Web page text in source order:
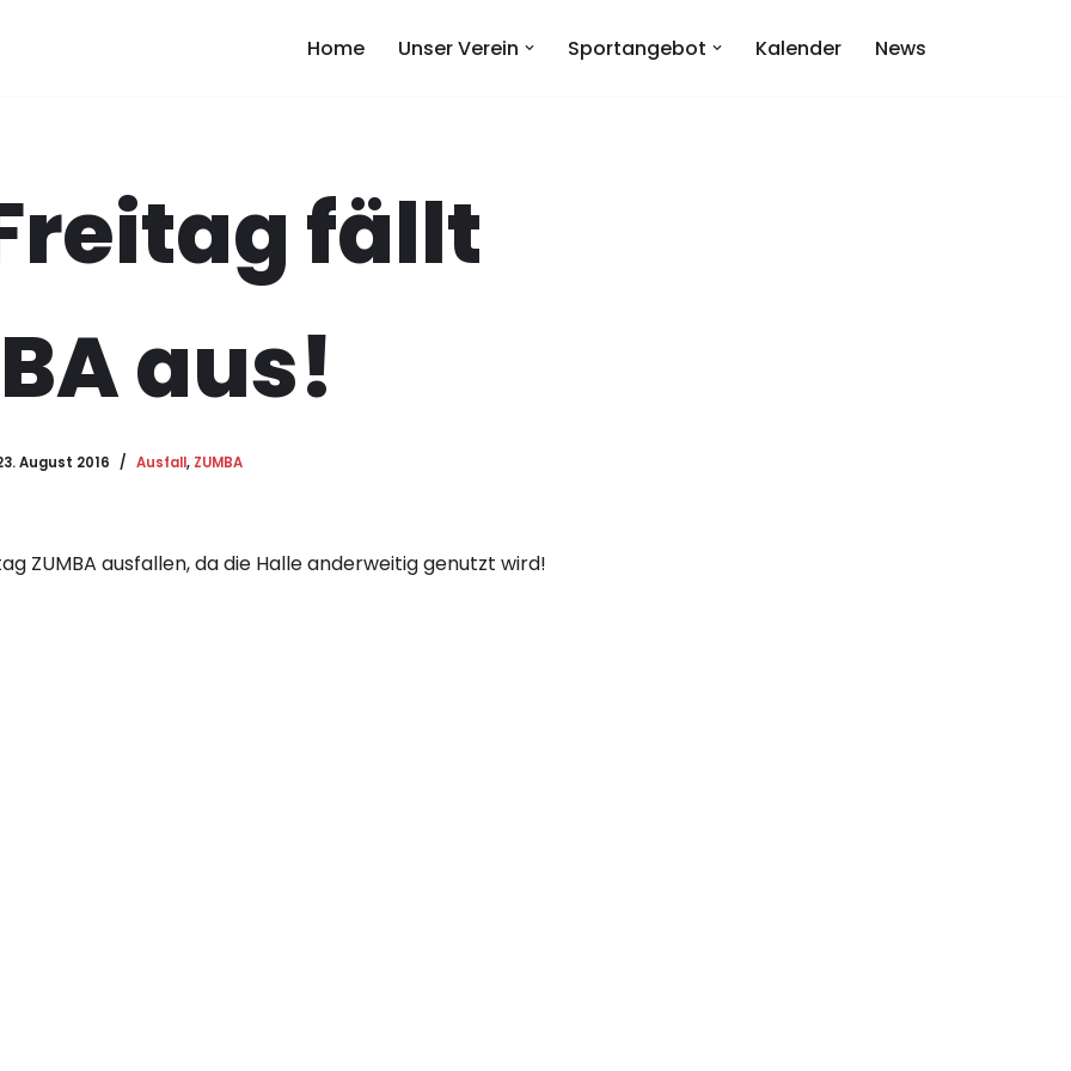
Home Unser Verein Sportangebot Kalender News
fällt
aus!
August 2016 Ausfall, ZUMBA
ZUMBA ausfallen, da die Halle anderweitig genutzt wird!